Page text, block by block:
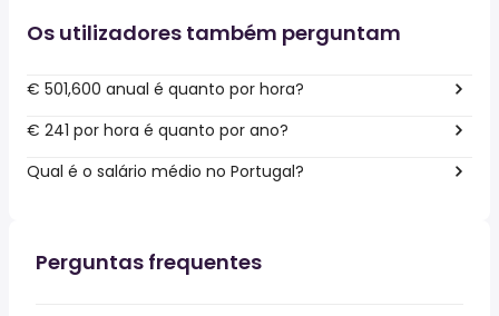
Os utilizadores também perguntam
€ 501,600 anual é quanto por hora?
€ 241 por hora é quanto por ano?
Qual é o salário médio no Portugal?
Perguntas frequentes